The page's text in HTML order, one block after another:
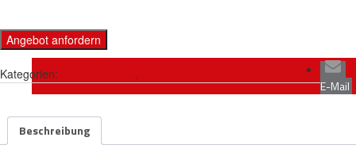
Angebot anfordern
Kategorien: ,
E-Mail
Beschreibung